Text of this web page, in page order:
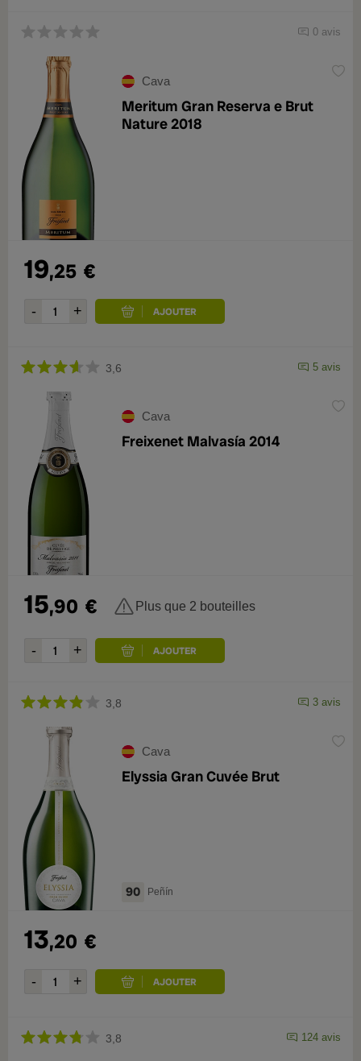
0 avis
Cava
Meritum Gran Reserva e Brut
Nature 2018
19,25 €
3,6 5 avis
Cava
Freixenet Malvasía 2014
15,90 € Plus que 2 bouteilles
3,8 3 avis
Cava
Elyssia Gran Cuvée Brut
90 Peñín
13,20 €
3,8 124 avis